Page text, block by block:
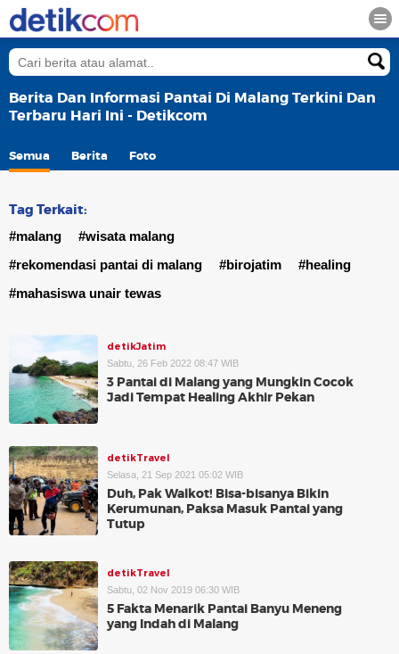
Berita Dan Informasi Pantai Di Malang Terkini Dan
Terbaru Hari Ini - Detikcom
Semua Berita Foto
Tag Terkait:
#malang
#wisata malang
#rekomendasi pantai di malang
#birojatim
#healing
#mahasiswa unair tewas
detikJatim
Sabtu, 26 Feb 2022 08:47 WIB
3 Pantai di Malang yang Mungkin Cocok
Jadi Tempat Healing Akhir Pekan
detikTravel
Selasa, 21 Sep 2021 05:02 WIB
Duh, Pak Walkot! Bisa-bisanya Bikin
Kerumunan, Paksa Masuk Pantai yang
Tutup
detikTravel
Sabtu, 02 Nov 2019 06:30 WIB
5 Fakta Menarik Pantai Banyu Meneng
yang Indah di Malang